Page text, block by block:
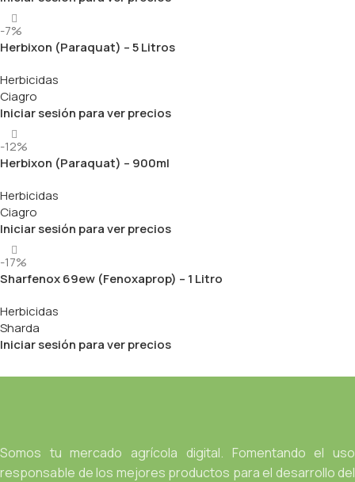
-7%
Herbixon (Paraquat) – 5 Litros
Herbicidas
Ciagro
Iniciar sesión para ver precios
-12%
Herbixon (Paraquat) – 900ml
Herbicidas
Ciagro
Iniciar sesión para ver precios
-17%
Sharfenox 69ew (Fenoxaprop) – 1 Litro
Herbicidas
Sharda
Iniciar sesión para ver precios
Somos tu mercado agrícola digital. Fomentando el uso
responsable de los mejores productos para el desarrollo del